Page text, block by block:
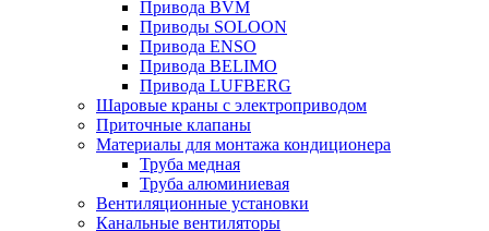
Привода BVM
Приводы SOLOON
Привода ENSO
Привода BELIMO
Привода LUFBERG
Шаровые краны с электроприводом
Приточные клапаны
Материалы для монтажа кондиционера
Труба медная
Труба алюминиевая
Вентиляционные установки
Канальные вентиляторы